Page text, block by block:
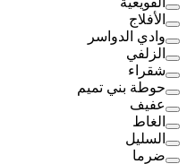
الأفلاج
وادي الدواسر
الزلفي
شقراء
حوطة بني تميم
عفيف
الغاط
السليل
ضرما